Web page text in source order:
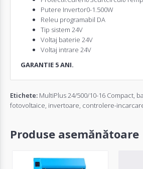
Putere Invertor0-1.500W
Releu programabil DA
Tip sistem 24V
Voltaj baterie 24V
Voltaj intrare 24V
GARANTIE 5 ANI.
Etichete: MultiPlus 24/500/10-16 Compact
fotovoltaice invertoare controlere-
Produse asemănătoare